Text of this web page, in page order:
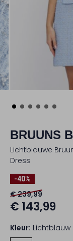
BRUUNS
Lichtblauwe
Dress
-40%
€ 239,99
€ 143,99
Kleur: Lichtblauw